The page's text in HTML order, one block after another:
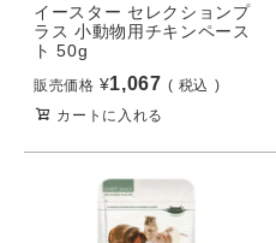
イースター セレクションプ
ラス 小動物用チキンペース
ト 50g
販売価格 ¥1,067
税込
カートに入れる